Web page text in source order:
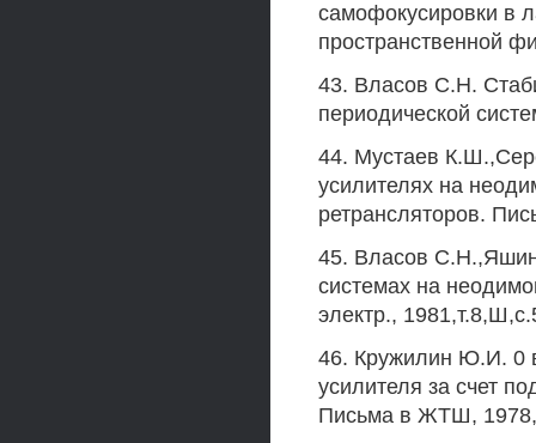
самофокусировки в
пространственной
43. Власов С.Н.
периодической
44. Мустаев
усилителях на
ретрансляторов.
45. Власов
системах на
электр.,
46. Кружилин Ю.И. 0
усилителя за счет
Письма в ЖТШ,